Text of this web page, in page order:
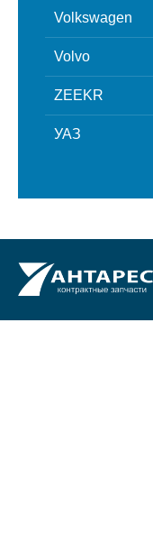
Volkswagen
Volvo
ZEEKR
УАЗ